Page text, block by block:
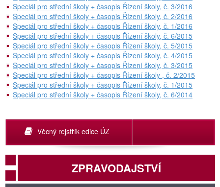
Speciál pro střední školy + časopis Řízení školy, č. 3/2016
Speciál pro střední školy + časopis Řízení školy, č. 2/2016
Speciál pro střední školy + časopis Řízení školy, č. 1/2016
Speciál pro střední školy + časopis Řízení školy, č. 6/2015
Speciál pro střední školy + časopis Řízení školy, č. 5/2015
Speciál pro střední školy + časopis Řízení školy, č. 4/2015
Speciál pro střední školy + časopis Řízení školy, č. 3/2015
Speciál pro střední školy + časopis Řízení školy , č. 2/2015
Speciál pro střední školy + časopis Řízení školy, č. 1/2015
Speciál pro střední školy + časopis Řízení školy, č. 6/2014
Věcný rejstřík edice ÚZ
ZPRAVODAJSTVÍ